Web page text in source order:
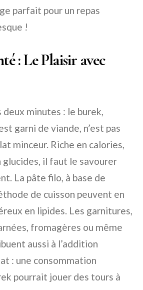
parfait pour un repas
!
: Le Plaisir avec
deux minutes : le burek,
garni de viande, n’est pas
minceur. Riche en calories,
glucides, il faut le savourer
La pâte filo, à base de
de cuisson peuvent en
en lipides. Les garnitures,
fromagères ou même
aussi à l’addition
: une consommation
pourrait jouer des tours à